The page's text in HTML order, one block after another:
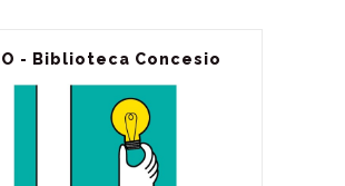
- Biblioteca Concesio